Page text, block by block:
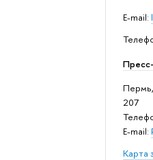
E-mail:
207
E-mail:
Карта